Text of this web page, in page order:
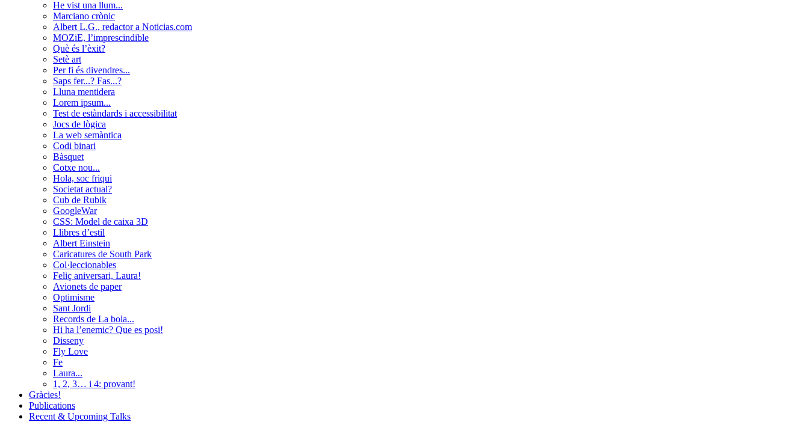
He vist una llum...
Marciano crònic
Albert L.G., redactor a Noticias.com
MOZiE, l’imprescindible
Què és l’èxit?
Setè art
Per fi és divendres...
Saps fer...? Fas...?
Lluna mentidera
Lorem ipsum...
Test de estàndards i accessibilitat
Jocs de lògica
La web semàntica
Codi binari
Bàsquet
Cotxe nou...
Hola, soc friqui
Societat actual?
Cub de Rubik
GoogleWar
CSS: Model de caixa 3D
Llibres d’estil
Albert Einstein
Caricatures de South Park
Col·leccionables
Feliç aniversari, Laura!
Avionets de paper
Optimisme
Sant Jordi
Records de La bola...
Hi ha l’enemic? Que es posi!
Disseny
Fly Love
Fe
Laura...
1, 2, 3… i 4: provant!
Gràcies!
Publications
Recent & Upcoming Talks